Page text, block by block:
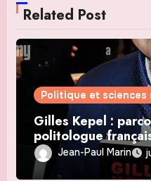
Related Post
Politique et sciences
Gilles Kepel :
politologue
Jean-Paul Marin